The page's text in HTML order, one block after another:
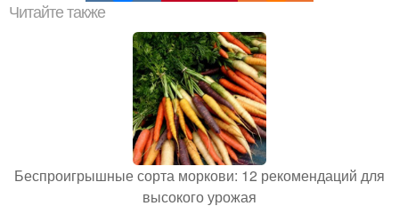
Читайте также
Беспроигрышные сорта моркови: 12 рекомендаций для
высокого урожая